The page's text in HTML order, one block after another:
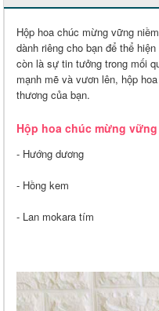
Hộp hoa chúc mừng vững
dành riêng cho bạn để thể
còn là sự tin tưởng trong mối
mạnh mẽ và vươn lên, hộp
thương của bạn.
Hộp hoa chúc mừng
- Hướng dương
- Hồng kem
- Lan mokara tím